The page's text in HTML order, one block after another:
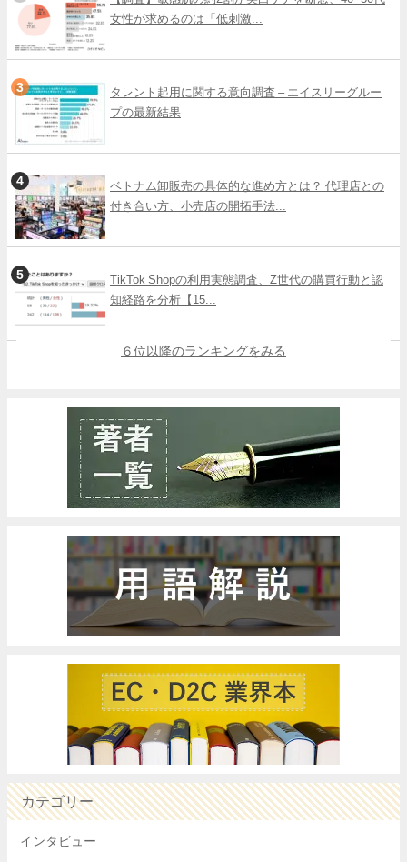
女性が求めるのは「低刺激...
タレント起用に関する意向調査 – エイスリーグルー
プの最新結果
ベトナム卸販売の具体的な進め方とは？ 代理店との
付き合い方、小売店の開拓手法...
TikTok Shopの利用実態調査、Z世代の購買行動と認
知経路を分析【15...
６位以降のランキングをみる
カテゴリー
インタビュー